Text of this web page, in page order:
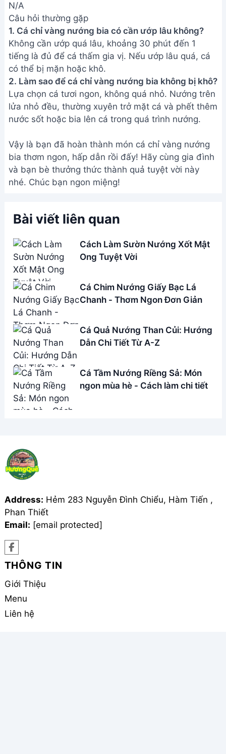
N/A
Câu hỏi thường gặp
1. Cá chỉ vàng nướng bia có cần ướp lâu không?
Không cần ướp quá lâu, khoảng 30 phút đến 1
tiếng là đủ để cá thấm gia vị. Nếu ướp lâu quá, cá
có thể bị mặn hoặc khô.
2. Làm sao để cá chỉ vàng nướng bia không bị khô?
Lựa chọn cá tươi ngon, không quá nhỏ. Nướng trên
lửa nhỏ đều, thường xuyên trở mặt cá và phết thêm
nước sốt hoặc bia lên cá trong quá trình nướng.
Vậy là bạn đã hoàn thành món cá chỉ vàng nướng
bia thơm ngon, hấp dẫn rồi đấy! Hãy cùng gia đình
và bạn bè thưởng thức thành quả tuyệt vời này
nhé. Chúc bạn ngon miệng!
Bài viết liên quan
Cách Làm Sườn Nướng Xốt Mật
Ong Tuyệt Vời
Cá Chim Nướng Giấy Bạc Lá
Chanh - Thơm Ngon Đơn Giản
Cá Quả Nướng Than Củi: Hướng
Dẫn Chi Tiết Từ A-Z
Cá Tầm Nướng Riềng Sả: Món
ngon mùa hè - Cách làm chi tiết
Address: Hẻm 283 Nguyễn Đình Chiểu, Hàm Tiến ,
Phan Thiết
Email: [email protected]
THÔNG TIN
Giới Thiệu
Menu
Liên hệ